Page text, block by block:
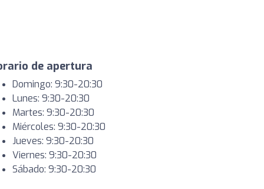
de apertura
Domingo: 9:30-20:30
Lunes: 9:30-20:30
Martes: 9:30-20:30
Miércoles: 9:30-20:30
Jueves: 9:30-20:30
Viernes: 9:30-20:30
Sábado: 9:30-20:30